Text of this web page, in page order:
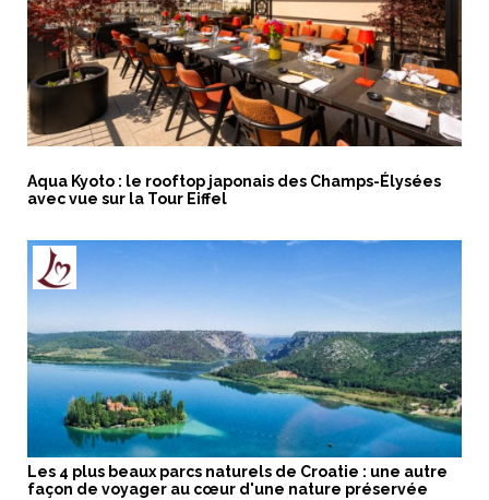
Aqua Kyoto : le rooftop japonais des Champs-Élysées
avec vue sur la Tour Eiffel
Les 4 plus beaux parcs naturels de Croatie : une autre
façon de voyager au cœur d'une nature préservée